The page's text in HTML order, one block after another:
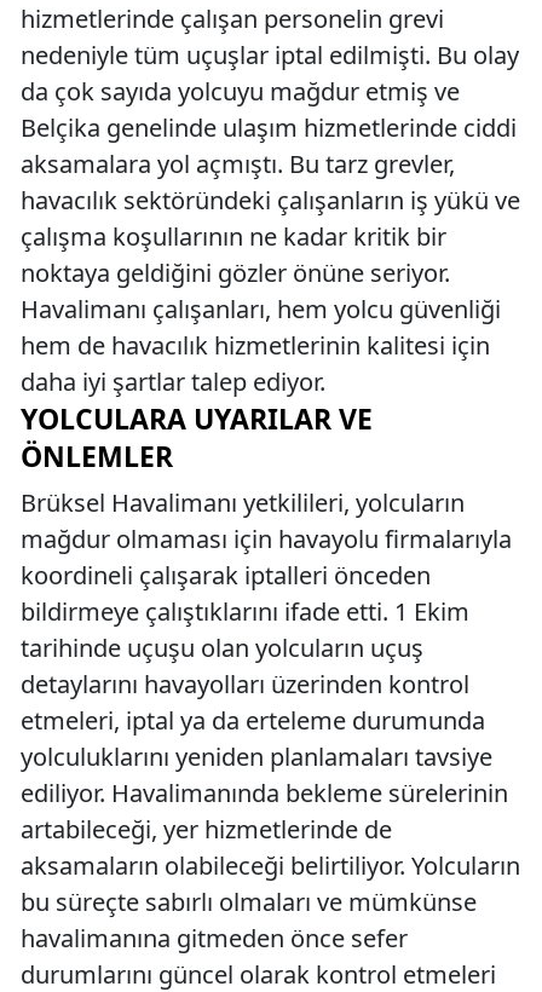
hizmetlerinde çalışan personelin grevi
nedeniyle tüm uçuşlar iptal edilmişti. Bu olay
da çok sayıda yolcuyu mağdur etmiş ve
Belçika genelinde ulaşım hizmetlerinde ciddi
aksamalara yol açmıştı. Bu tarz grevler,
havacılık sektöründeki çalışanların iş yükü ve
çalışma koşullarının ne kadar kritik bir
noktaya geldiğini gözler önüne seriyor.
Havalimanı çalışanları, hem yolcu güvenliği
hem de havacılık hizmetlerinin kalitesi için
daha iyi şartlar talep ediyor.
YOLCULARA UYARILAR VE
ÖNLEMLER
Brüksel Havalimanı yetkilileri, yolcuların
mağdur olmaması için havayolu firmalarıyla
koordineli çalışarak iptalleri önceden
bildirmeye çalıştıklarını ifade etti. 1 Ekim
tarihinde uçuşu olan yolcuların uçuş
detaylarını havayolları üzerinden kontrol
etmeleri, iptal ya da erteleme durumunda
yolculuklarını yeniden planlamaları tavsiye
ediliyor. Havalimanında bekleme sürelerinin
artabileceği, yer hizmetlerinde de
aksamaların olabileceği belirtiliyor. Yolcuların
bu süreçte sabırlı olmaları ve mümkünse
havalimanına gitmeden önce sefer
durumlarını güncel olarak kontrol etmeleri